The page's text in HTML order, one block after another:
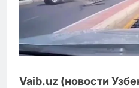
Vaib.uz (новости